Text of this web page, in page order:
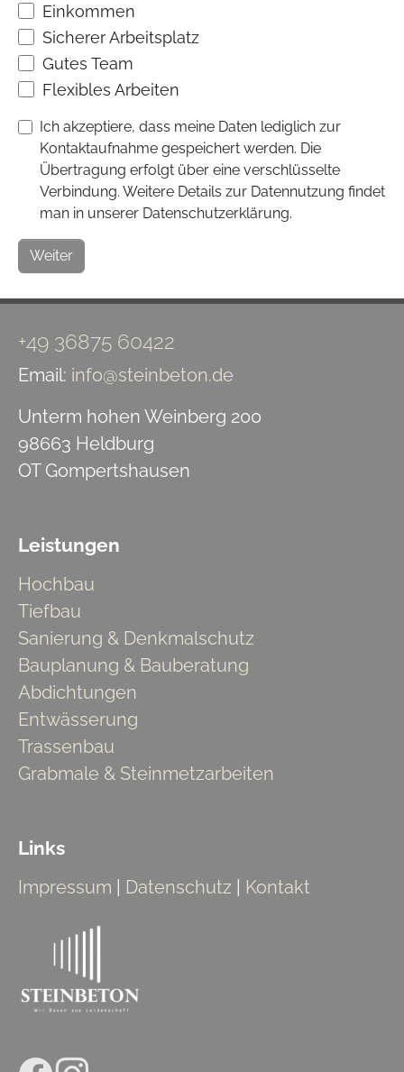
Einkommen
Sicherer Arbeitsplatz
Gutes Team
Flexibles Arbeiten
Ich akzeptiere, dass meine Daten lediglich zur
Kontaktaufnahme gespeichert werden. Die
Übertragung erfolgt über eine verschlüsselte
Verbindung. Weitere Details zur Datennutzung findet
man in unserer Datenschutzerklärung.
Weiter
+49 36875 60422
Email: info@steinbeton.de
Unterm hohen Weinberg 200
98663 Heldburg
OT Gompertshausen
Leistungen
Hochbau
Tiefbau
Sanierung & Denkmalschutz
Bauplanung & Bauberatung
Abdichtungen
Entwässerung
Trassenbau
Grabmale & Steinmetzarbeiten
Links
Impressum
Datenschutz Kontakt